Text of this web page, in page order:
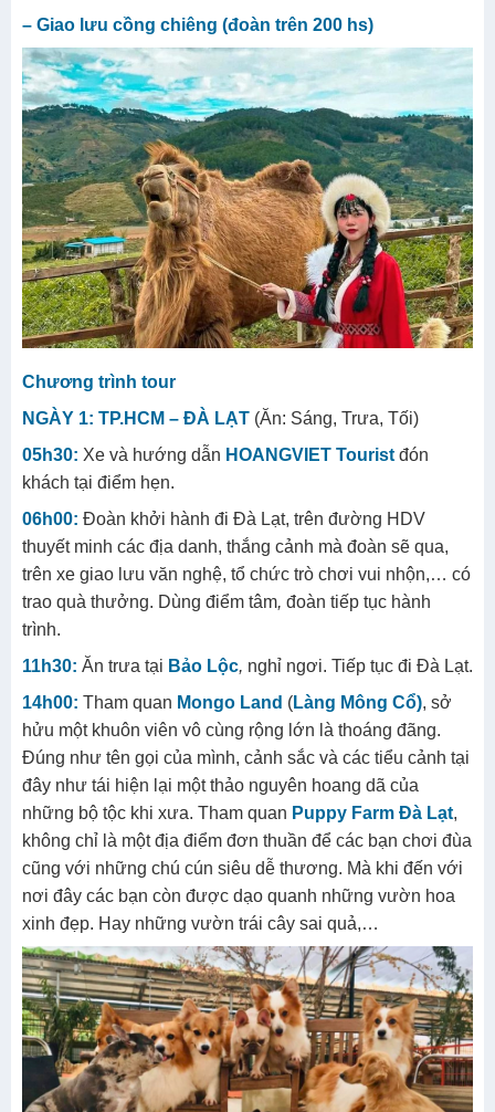
– Giao lưu cồng chiêng (đoàn trên 200 hs)
Chương trình tour
NGÀY 1: TP.HCM – ĐÀ LẠT (Ăn: Sáng, Trưa, Tối)
05h30: Xe và hướng dẫn HOANGVIET Touristđón
khách tại điểm hẹn.
06h00: Đoàn khởi hành đi Đà Lạt, trên đường HDV
thuyết minh các địa danh, thắng cảnh mà đoàn sẽ qua,
trên xe giao lưu văn nghệ, tổ chức trò chơi vui nhộn,… có
trao quà thưởng. Dùng điểm tâm, đoàn tiếp tục hành
trình.
11h30: Ăn trưa tại Bảo Lộc, nghỉ ngơi. Tiếp tục đi Đà Lạt.
14h00: Tham quan Mongo Land (Làng Mông Cổ), sở
hửu một khuôn viên vô cùng rộng lớn là thoáng đãng.
Đúng như tên gọi của mình, cảnh sắc và các tiểu cảnh tại
đây như tái hiện lại một thảo nguyên hoang dã của
những bộ tộc khi xưa. Tham quan Puppy Farm Đà Lạt,
không chỉ là một địa điểm đơn thuần để các bạn chơi đùa
cũng với những chú cún siêu dễ thương. Mà khi đến với
nơi đây các bạn còn được dạo quanh những vườn hoa
xinh đẹp. Hay những vườn trái cây sai quả,…